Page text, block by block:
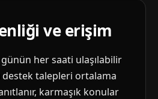
ve erişim
her saati ulaşılabilir
destek talepleri ortalama
karmaşık konular